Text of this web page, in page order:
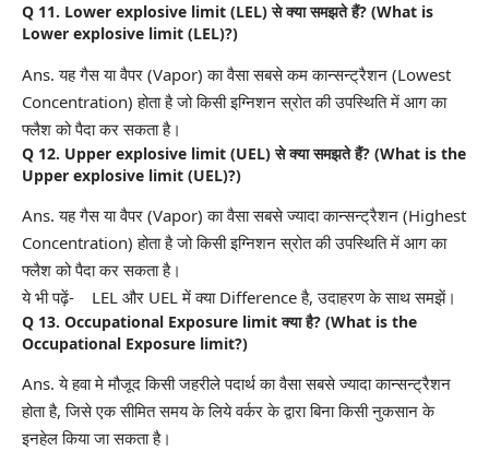
Q 11. Lower explosive limit (LEL)से क्या समझते हैं? (What is
Lower explosive limit (LEL)?)
Ans. यह गैस या वैपर (Vapor) का वैसा सबसे कम कान्सन्ट्रैशन (Lowest
Concentration) होता है जो किसी इग्निशन स्रोत की उपस्थिति में आग का
फ्लैश को पैदा कर सकता है।
Q 12. Upper explosive limit (UEL)से क्या समझते हैं? (What is the
Upper explosive limit (UEL)?)
Ans. यह गैस या वैपर (Vapor) का वैसा सबसे ज्यादा कान्सन्ट्रैशन (Highest
Concentration) होता है जो किसी इग्निशन स्रोत की उपस्थिति में आग का
फ्लैश को पैदा कर सकता है।
ये भी पढ़ें- LEL और UEL में क्या Difference है, उदाहरण के साथ समझें।
Q 13. Occupational Exposure limit क्या है? (What is the
Occupational Exposure limit?)
Ans. ये हवा मे मौजूद किसी जहरीले पदार्थ का वैसा सबसे ज्यादा कान्सन्ट्रैशन
होता है, जिसे एक सीमित समय के लिये वर्कर के द्वारा बिना किसी नुकसान के
इनहेल किया जा सकता है।